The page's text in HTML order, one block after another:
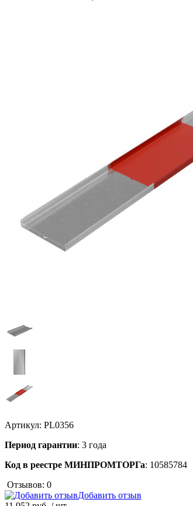
Артикул: PL0356
Период гарантии: 3 года
Код в реестре МИНПРОМТОРГа: 10585784
Отзывов: 0
Добавить отзыв